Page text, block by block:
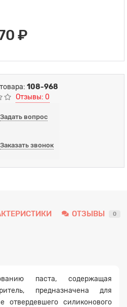
₽
108-968
Отзывы: 0
Задать вопрос
Заказать звонок
ОТЗЫВЫ 0
паста, содержащая
предназначена для
отвердевшего силиконового